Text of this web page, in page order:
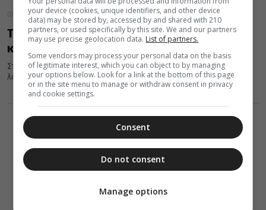
07 Απριλίου 2020
Tα 10 πιο περίεργα πασχαλινά έθιμα του
κόσμου!
Στην Ελλάδα το Πάσχα το έθιμο ...επιτάσσει γλέντι, κατά κύριο
λόγο στο χωριό, και σούβλισμα του οβελία. Και μπορεί...
your device (cookies, unique identifiers, and other device
data) may be stored by, accessed by and shared with 210
partners, or used specifically by this site. We and our partners
may use precise geolocation data. List of partners.
Some vendors may process your personal data on the basis
of legitimate interest, which you can object to by managing
your options below. Look for a link at the bottom of this page
or in the site menu to manage or withdraw consent in privacy
and cookie settings.
Consent
Do not consent
Manage options